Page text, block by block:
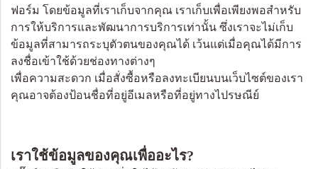
ฟอร์ม โดยข้อมูลที่เราเก็บจากคุณ เราเก็บเพื่อเพียงพอสำหรับ
การให้บริการและพัฒนาการบริการเท่านั้น ซึ่งเราจะไม่เก็บ
ข้อมูลที่สามารถระบุตัวตนของคุณได้ เว้นแต่เมื่อคุณได้มีการ
ลงชื่อเข้าใช้ด้วยช่องทางต่างๆ
เพื่อความสะดวก เมื่อสั่งซื้อหรือลงทะเบียนบนเว็บไซต์ของเรา
คุณอาจต้องป้อนชื่อที่อยู่อีเมลหรือที่อยู่ทางไปรษณีย์
เราใช้ข้อมูลของคุณเพื่ออะไร?